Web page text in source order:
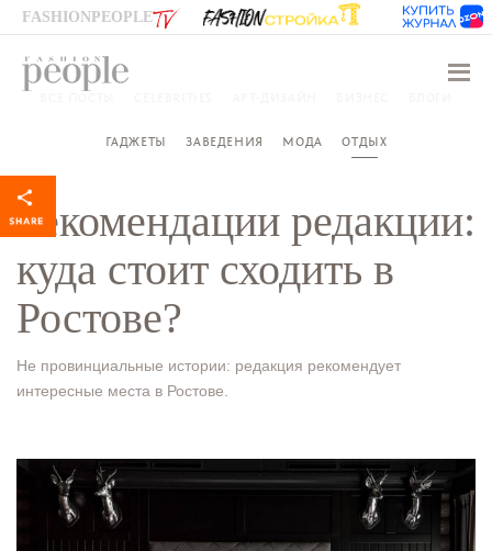
FASHIONPEOPLE
ГАДЖЕТЫ ЗАВЕДЕНИЯ МОДА ОТДЫХ
Рекомендации редакции:
куда стоит сходить в
Ростове?
Не провинциальные истории: редакция рекомендует
интересные места в Ростове.